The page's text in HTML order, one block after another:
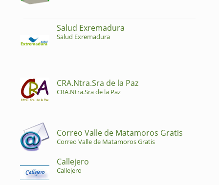
Salud Exremadura
Salud Exremadura
CRA.Ntra.Sra de la Paz
CRA.Ntra.Sra de la Paz
Correo Valle de Matamoros Gratis
Correo Valle de Matamoros Gratis
Callejero
Callejero